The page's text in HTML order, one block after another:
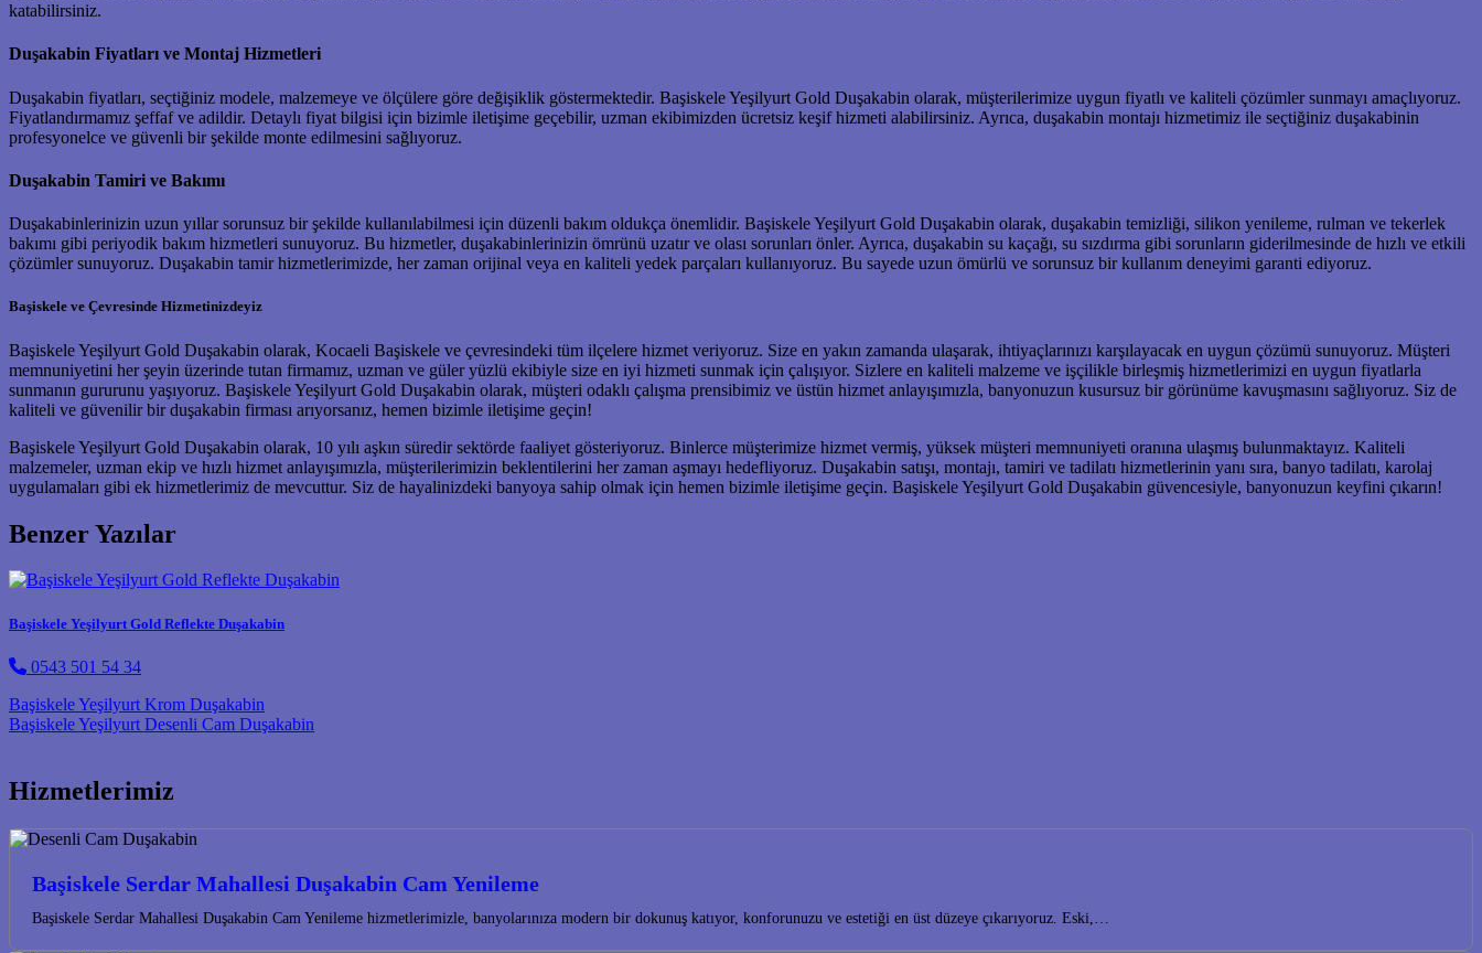
katabilirsiniz.
Duşakabin Fiyatları ve Montaj Hizmetleri
Duşakabin fiyatları, seçtiğiniz modele, malzemeye ve ölçülere göre değişiklik göstermektedir. Başiskele Yeşilyurt Gold Duşakabin olarak, müşterilerimize uygun fiyatlı ve kaliteli çözümler sunmayı amaçlıyoruz.
Fiyatlandırmamız şeffaf ve adildir. Detaylı fiyat bilgisi için bizimle iletişime geçebilir, uzman ekibimizden ücretsiz keşif hizmeti alabilirsiniz. Ayrıca, duşakabin montajı hizmetimiz ile seçtiğiniz duşakabinin
profesyonelce ve güvenli bir şekilde monte edilmesini sağlıyoruz.
Duşakabin Tamiri ve Bakımı
Duşakabinlerinizin uzun yıllar sorunsuz bir şekilde kullanılabilmesi için düzenli bakım oldukça önemlidir. Başiskele Yeşilyurt Gold Duşakabin olarak, duşakabin temizliği, silikon yenileme, rulman ve tekerlek
bakımı gibi periyodik bakım hizmetleri sunuyoruz. Bu hizmetler, duşakabinlerinizin ömrünü uzatır ve olası sorunları önler. Ayrıca, duşakabin su kaçağı, su sızdırma gibi sorunların giderilmesinde de hızlı ve etkili
çözümler sunuyoruz. Duşakabin tamir hizmetlerimizde, her zaman orijinal veya en kaliteli yedek parçaları kullanıyoruz. Bu sayede uzun ömürlü ve sorunsuz bir kullanım deneyimi garanti ediyoruz.
Başiskele ve Çevresinde Hizmetinizdeyiz
Başiskele Yeşilyurt Gold Duşakabin olarak, Kocaeli Başiskele ve çevresindeki tüm ilçelere hizmet veriyoruz. Size en yakın zamanda ulaşarak, ihtiyaçlarınızı karşılayacak en uygun çözümü sunuyoruz. Müşteri
memnuniyetini her şeyin üzerinde tutan firmamız, uzman ve güler yüzlü ekibiyle size en iyi hizmeti sunmak için çalışıyor. Sizlere en kaliteli malzeme ve işçilikle birleşmiş hizmetlerimizi en uygun fiyatlarla
sunmanın gururunu yaşıyoruz. Başiskele Yeşilyurt Gold Duşakabin olarak, müşteri odaklı çalışma prensibimiz ve üstün hizmet anlayışımızla, banyonuzun kusursuz bir görünüme kavuşmasını sağlıyoruz. Siz de
kaliteli ve güvenilir bir duşakabin firması arıyorsanız, hemen bizimle iletişime geçin!
Başiskele Yeşilyurt Gold Duşakabin olarak, 10 yılı aşkın süredir sektörde faaliyet gösteriyoruz. Binlerce müşterimize hizmet vermiş, yüksek müşteri memnuniyeti oranına ulaşmış bulunmaktayız. Kaliteli
malzemeler, uzman ekip ve hızlı hizmet anlayışımızla, müşterilerimizin beklentilerini her zaman aşmayı hedefliyoruz. Duşakabin satışı, montajı, tamiri ve tadilatı hizmetlerinin yanı sıra, banyo tadilatı, karolaj
uygulamaları gibi ek hizmetlerimiz de mevcuttur. Siz de hayalinizdeki banyoya sahip olmak için hemen bizimle iletişime geçin. Başiskele Yeşilyurt Gold Duşakabin güvencesiyle, banyonuzun keyfini çıkarın!
Benzer Yazılar
Başiskele Yeşilyurt Gold Reflekte Duşakabin
0543 501 54 34
Post navigation
Başiskele Yeşilyurt Krom Duşakabin
Başiskele Yeşilyurt Desenli Cam Duşakabin
Hizmetlerimiz
Başiskele Serdar Mahallesi Duşakabin Cam Yenileme
Başiskele Serdar Mahallesi Duşakabin Cam Yenileme hizmetlerimizle, banyolarınıza modern bir dokunuş katıyor, konforunuzu ve estetiği en üst düzeye çıkarıyoruz. Eski,…